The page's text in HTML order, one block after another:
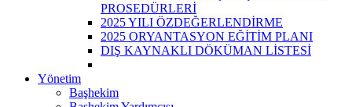
PROSEDÜRLERİ
2025 YILI ÖZDEĞERLENDİRME
2025 ORYANTASYON EĞİTİM PLANI
DIŞ KAYNAKLI DÖKÜMAN LİSTESİ
Yönetim
Başhekim